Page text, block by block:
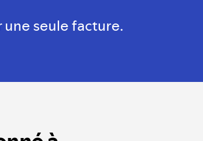
une seule facture.